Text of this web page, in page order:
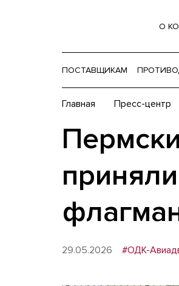
О
ПОСТАВЩИКАМ
Главная Пресс-центр
29.05.2026 #ОДК-